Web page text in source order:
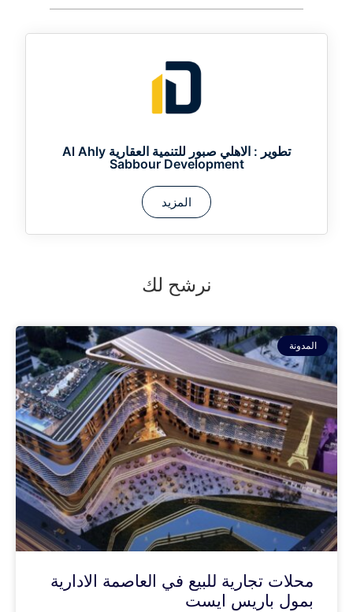
تطوير :
الاهلي صبور للتنمية العقارية Al Ahly
Sabbour Development
المزيد
نرشح لك
المدونة
محلات تجارية للبيع في العاصمة الادارية
بمول باريس ايست